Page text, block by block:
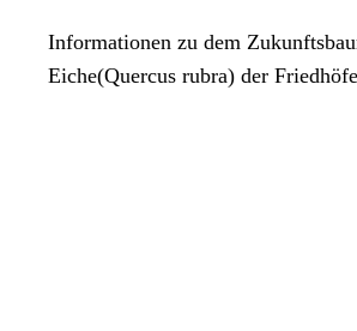
Informationen zu dem
Eiche(Quercus rubra) der